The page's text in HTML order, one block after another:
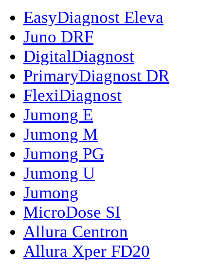
EasyDiagnost Eleva
Juno DRF
DigitalDiagnost
PrimaryDiagnost DR
FlexiDiagnost
Jumong E
Jumong M
Jumong PG
Jumong U
Jumong
MicroDose SI
Allura Centron
Allura Xper FD20